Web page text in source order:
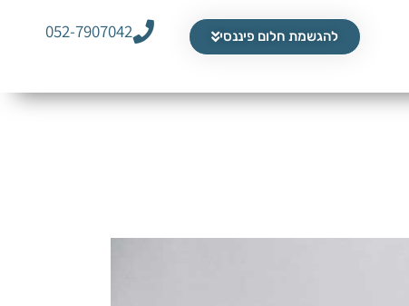
להגשמת חלום פיננסי 052-7907042